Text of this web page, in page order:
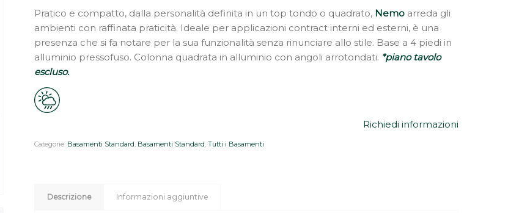
Pratico e compatto, dalla personalità definita in un top tondo o quadrato, Nemo arreda gli
ambienti con raffinata praticità. Ideale per applicazioni contract interni ed esterni, è una
presenza che si fa notare per la sua funzionalità senza rinunciare allo stile. Base a 4 piedi in
alluminio pressofuso. Colonna quadrata in alluminio con angoli arrotondati. *piano tavolo
escluso.
Richiedi informazioni
Categorie: Basamenti Standard Basamenti Standard ,Tutti i Basamenti
Descrizione Informazioni aggiuntive